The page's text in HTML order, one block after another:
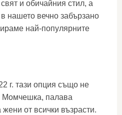
и обичайния стил, а
нашето вечно забързано
най-популярните
г. тази опция също не
Момчешка, палава
от всички възрасти.